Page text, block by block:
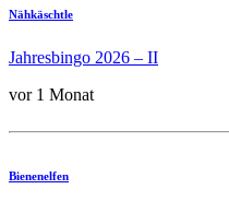
Nähkäschtle
Jahresbingo 2026 – II
vor 1 Monat
Bienenelfen